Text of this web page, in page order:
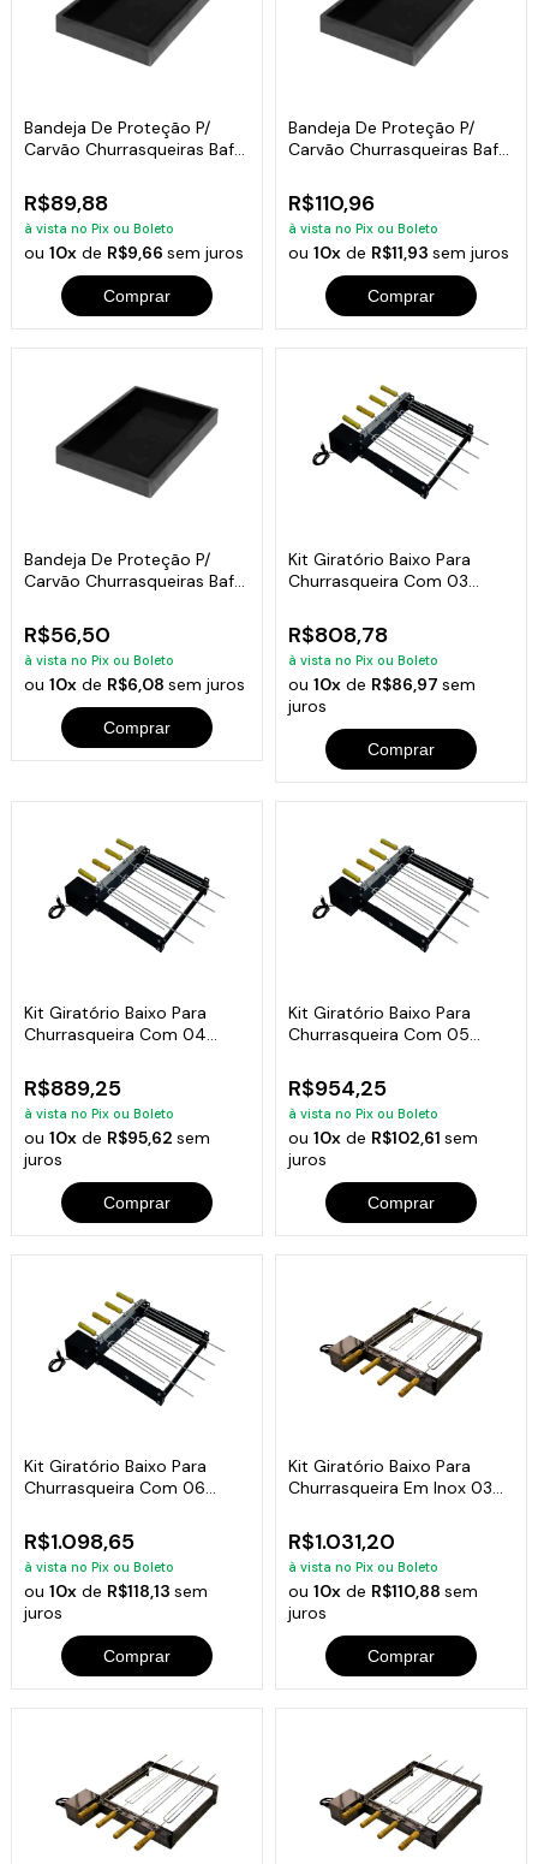
Bandeja De Proteção P/
Carvão Churrasqueiras Bafo
R$89,88
à vista no Pix ou Boleto
ou10x de R$9,66sem juros
Comprar
Bandeja De Proteção P/
Carvão Churrasqueiras Bafo
R$110,96
à vista no Pix ou Boleto
ou 10xde R$11,93 sem juros
Comprar
Bandeja De Proteção P/
Carvão Churrasqueiras Bafo
R$56,50
à vista no Pix ou Boleto
ou10x de R$6,08sem juros
Comprar
Kit Giratório Baixo Para
Churrasqueira Com 03
R$808,78
à vista no Pix ou Boleto
ou 10xde R$86,97 sem
juros
Comprar
Kit Giratório Baixo Para
Churrasqueira Com 04
R$889,25
à vista no Pix ou Boleto
ou10x de R$95,62sem
juros
Comprar
Kit Giratório Baixo Para
Churrasqueira Com 05
R$954,25
à vista no Pix ou Boleto
ou 10xde R$102,61 sem
juros
Comprar
Kit Giratório Baixo Para
Churrasqueira Com 06
R$1.098,65
à vista no Pix ou Boleto
ou10x de R$118,13sem
juros
Comprar
Kit Giratório Baixo Para
Churrasqueira Em Inox 03
R$1.031,20
à vista no Pix ou Boleto
ou 10xde R$110,88 sem
juros
Comprar